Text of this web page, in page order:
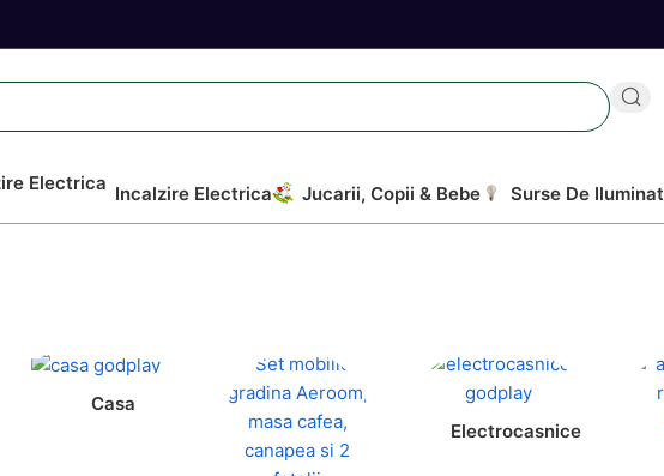
Incalzire Electrica Jucarii, Copii & Bebe Surse De Iluminat
Casa
Electrocasnice